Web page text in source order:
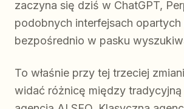
zaczyna się dziś w ChatGPT,
podobnych interfejsach opartych
bezpośrednio w pasku
To właśnie przy tej trzeciej
widać różnicę między tradycyjną